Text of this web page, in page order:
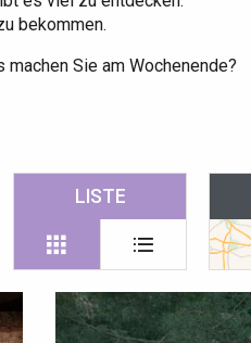
bekommen.
Sie am Wochenende?
LISTE